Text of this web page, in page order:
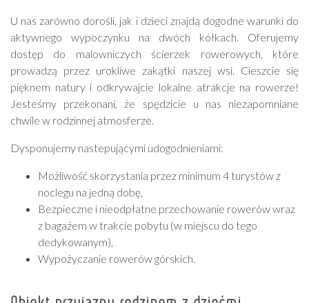
U nas zarówno dorośli, jak i dzieci znajdą dogodne warunki do
aktywnego wypoczynku na dwóch kółkach. Oferujemy
dostęp do malowniczych ścierzek rowerowych, które
prowadzą przez urokliwe zakątki naszej wsi. Cieszcie się
pięknem natury i odkrywajcie lokalne atrakcje na rowerze!
Jesteśmy przekonani, że spędzicie u nas niezapomniane
chwile w rodzinnej atmosferze.
Dysponujemy nastepującymi udogodnieniami:
Możliwość skorzystania przez minimum 4 turystów z
noclegu na jedną dobę,
Bezpieczne i nieodpłatne przechowanie rowerów wraz
z bagażem w trakcie pobytu (w miejscu do tego
dedykowanym),
Wypożyczanie rowerów górskich.